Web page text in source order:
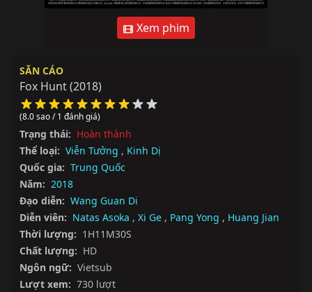
Xem phim
SĂN CÁO
Fox Hunt(2018)
(8.0 sao / 1 đánh giá)
Trạng thái: Hoàn thành
Thể loại: Viễn Tưởng , Kinh Dị
Quốc gia: Trung Quốc
Năm: 2018
Đạo diễn: Wang Guan Di
Diễn viên: Natas Asoka , Xi Ge , Pang Yong , Huang Jian
Thời lượng: 1H11M30S
Chất lượng: HD
Ngôn ngữ: Vietsub
Lượt xem: 730 lượt